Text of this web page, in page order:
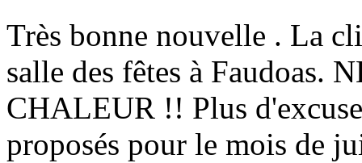
Très bonne nouvelle . La
salle des fêtes à Faudoas.
CHALEUR !! Plus
proposés pour le mois de